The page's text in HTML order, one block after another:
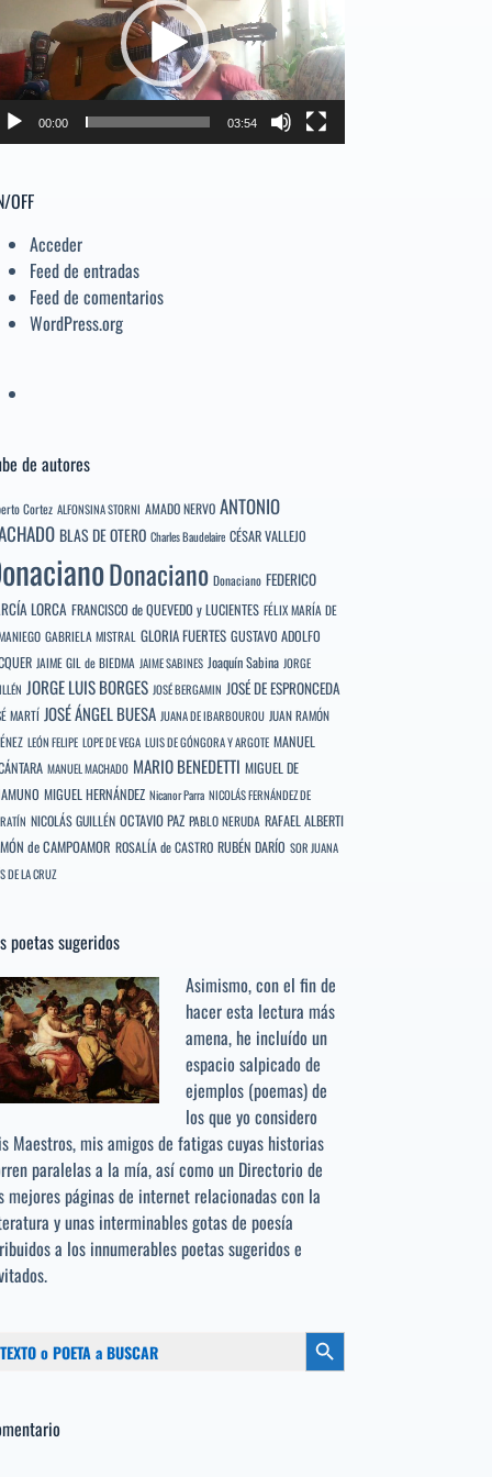
volumen.
00:00 03:54
OFF
Acceder
Feed de entradas
Feed de comentarios
WordPress.org
de autores
Cortez ALFONSINA STORNI AMADO NERVO ANTONIO
BLAS DE OTERO Charles Baudelaire CÉSAR VALLEJO
Donaciano Donaciano FEDERICO
LORCA FRANCISCO de QUEVEDO y LUCIENTES FÉLIX MARÍA DE
GABRIELA MISTRAL GLORIA FUERTES GUSTAVO ADOLFO
JAIME GIL de BIEDMA JAIME SABINES Joaquín Sabina JORGE
JORGE LUIS BORGES JOSÉ BERGAMIN JOSÉ DE ESPRONCEDA
MARTÍ JOSÉ ÁNGEL BUESA JUANA DE IBARBOUROU JUAN RAMÓN
LEÓN FELIPE LOPE DE VEGA LUIS DE GÓNGORA Y ARGOTE MANUEL
MANUEL MACHADO MARIO BENEDETTI MIGUEL DE
MIGUEL HERNÁNDEZ Nicanor Parra NICOLÁS FERNÁNDEZ DE
NICOLÁS GUILLÉN OCTAVIO PAZ PABLO NERUDA RAFAEL ALBERTI
de CAMPOAMOR ROSALÍA de CASTRO RUBÉN DARÍO SOR JUANA
DE LA CRUZ
poetas sugeridos
Asimismo, con el fin de
hacer esta lectura más
amena, he incluído un
espacio salpicado de
ejemplos (poemas) de
los que yo considero
Maestros, mis amigos de fatigas cuyas historias
paralelas a la mía, así como un Directorio de
mejores páginas de internet relacionadas con la
y unas interminables gotas de poesía
a los innumerables poetas sugeridose
Botón de búsqueda